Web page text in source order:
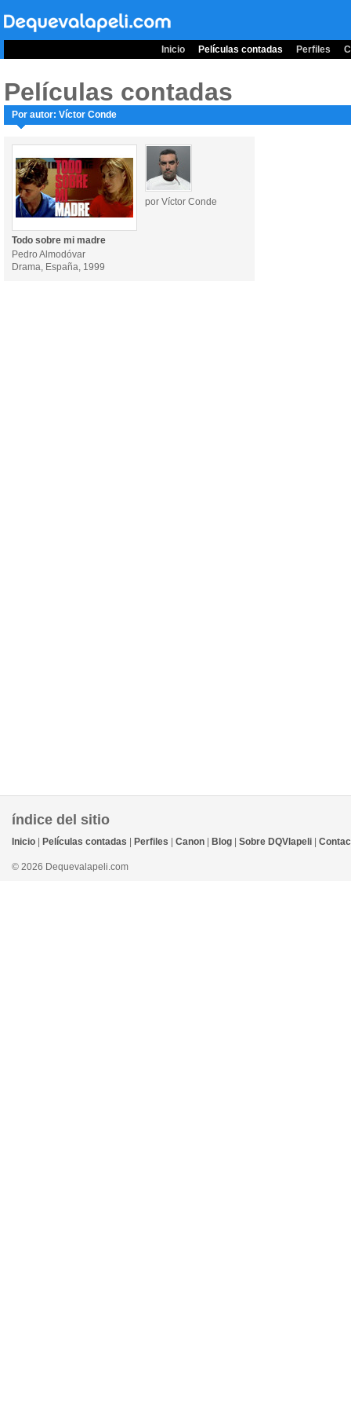
Inicio Películas contadas Perfiles
Películas contadas
Por autor: Víctor Conde
por Víctor Conde
Todo sobre mi madre
Pedro Almodóvar
Drama, España, 1999
índice del sitio
Inicio Películas contadas Perfiles Canon Blog Sobre DQVlapeli
© 2026 Dequevalapeli.com